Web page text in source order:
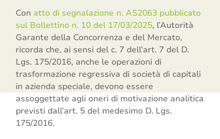
Con atto di segnalazione n. AS2063 pubblicato
sul Bollettino n. 10 del 17/03/2025, l’Autorità
Garante della Concorrenza e del Mercato,
ricorda che, ai sensi del c. 7 dell’art. 7 del D.
Lgs. 175/2016, anche le operazioni di
trasformazione regressiva di società di capitali
in azienda speciale, devono essere
assoggettate agli oneri di motivazione analitica
previsti dall’art. 5 del medesimo D. Lgs.
175/2016.